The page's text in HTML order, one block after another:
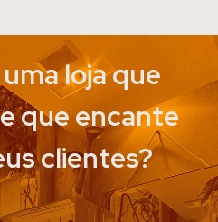
loja que
que encante
clientes?